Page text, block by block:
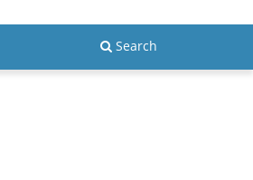
Search